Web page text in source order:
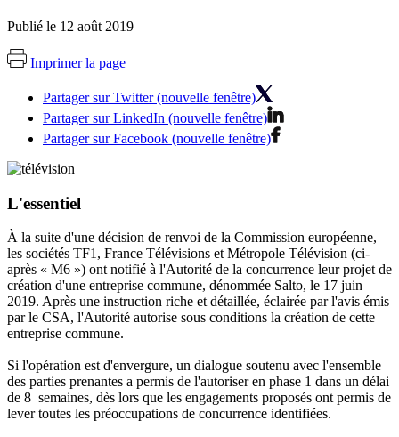
Publié le 12 août 2019
Imprimer la page
Partager sur Twitter (nouvelle fenêtre)
Partager sur LinkedIn (nouvelle fenêtre)
Partager sur Facebook (nouvelle fenêtre)
L'essentiel
À la suite d'une décision de renvoi de la Commission européenne,
les sociétés TF1, France Télévisions et Métropole Télévision (ci-
après « M6 ») ont notifié à l'Autorité de la concurrence leur projet de
création d'une entreprise commune, dénommée Salto, le 17 juin
2019. Après une instruction riche et détaillée, éclairée par l'avis émis
par le CSA, l'Autorité autorise sous conditions la création de cette
entreprise commune.
Si l'opération est d'envergure, un dialogue soutenu avec l'ensemble
des parties prenantes a permis de l'autoriser en phase 1 dans un délai
de 8 semaines, dès lors que les engagements proposés ont permis de
lever toutes les préoccupations de concurrence identifiées.